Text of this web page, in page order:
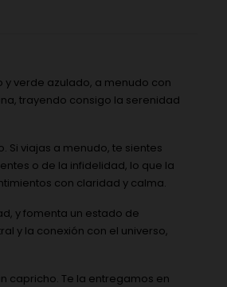
verde azulado, a menudo con
trayendo consigo la serenidad
viajas a menudo, te sientes
o de la infidelidad, lo que la
con claridad y calma.
y fomenta un estado de
y la conexión con el universo,
capricho. Te la entregamos en